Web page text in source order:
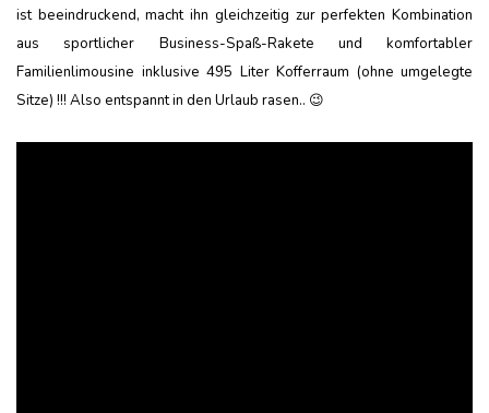
ist beeindruckend, macht ihn gleichzeitig zur perfekten Kombination
aus sportlicher Business-Spaß-Rakete und komfortabler
Familienlimousine inklusive 495 Liter Kofferraum (ohne umgelegte
Sitze) !!! Also entspannt in den Urlaub rasen.. 😉